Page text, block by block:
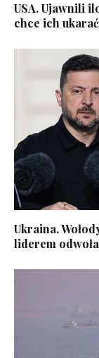
USA. Ujawnili
chce ich ukarać
Ukraina.
liderem